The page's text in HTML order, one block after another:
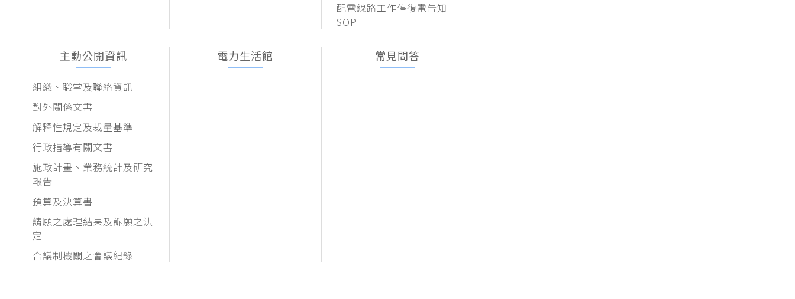
配電線路工作停復電告知
SOP
主動公開資訊
組織、職掌及聯絡資訊
對外關係文書
解釋性規定及裁量基準
行政指導有關文書
施政計畫、業務統計及研究
報告
預算及決算書
請願之處理結果及訴願之決
定
合議制機關之會議紀錄
電力生活館 常見問答